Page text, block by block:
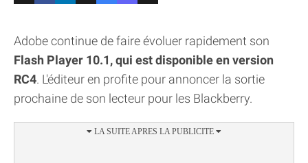
Adobe continue de faire évoluer rapidement son
Flash Player 10.1, qui est disponible en version
RC4. L'éditeur en profite pour annoncer la sortie
prochaine de son lecteur pour les Blackberry.